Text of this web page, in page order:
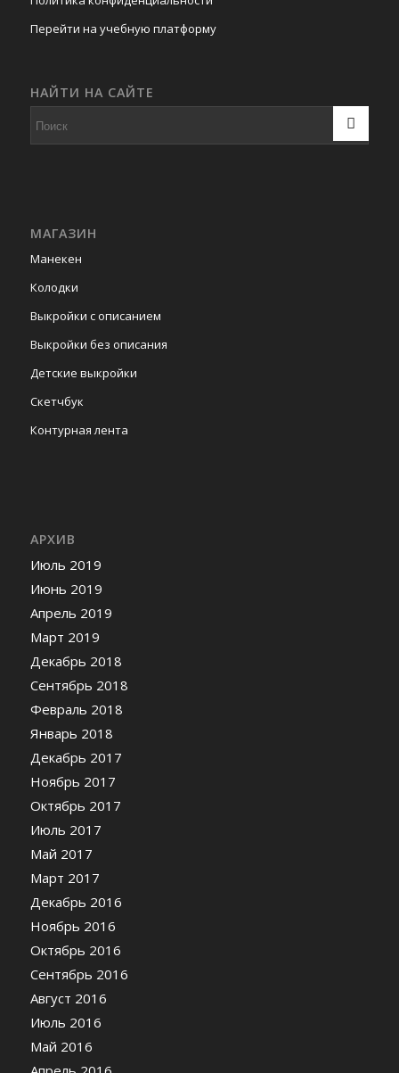
Перейти на учебную платформу
НАЙТИ НА САЙТЕ
МАГАЗИН
Манекен
Колодки
Выкройки с описанием
Выкройки без описания
Детские выкройки
Скетчбук
Контурная лента
АРХИВ
Июль 2019
Июнь 2019
Апрель 2019
Март 2019
Декабрь 2018
Сентябрь 2018
Февраль 2018
Январь 2018
Декабрь 2017
Ноябрь 2017
Октябрь 2017
Июль 2017
Май 2017
Март 2017
Декабрь 2016
Ноябрь 2016
Октябрь 2016
Сентябрь 2016
Август 2016
Июль 2016
Май 2016